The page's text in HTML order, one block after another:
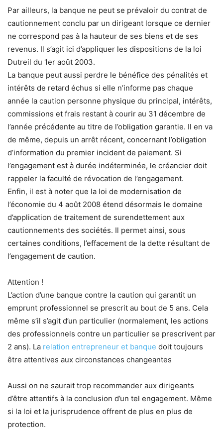
Par ailleurs, la banque ne peut se prévaloir du contrat de
cautionnement conclu par un dirigeant lorsque ce dernier
ne correspond pas à la hauteur de ses biens et de ses
revenus. Il s’agit ici d’appliquer les dispositions de la loi
Dutreil du 1er août 2003.
La banque peut aussi perdre le bénéfice des pénalités et
intérêts de retard échus si elle n’informe pas chaque
année la caution personne physique du principal, intérêts,
commissions et frais restant à courir au 31 décembre de
l’année précédente au titre de l’obligation garantie. Il en va
de même, depuis un arrêt récent, concernant l’obligation
d’information du premier incident de paiement. Si
l’engagement est à durée indéterminée, le créancier doit
rappeler la faculté de révocation de l’engagement.
Enfin, il est à noter que la loi de modernisation de
l’économie du 4 août 2008 étend désormais le domaine
d’application de traitement de surendettement aux
cautionnements des sociétés. Il permet ainsi, sous
certaines conditions, l’effacement de la dette résultant de
l’engagement de caution.
Attention !
L’action d’une banque contre la caution qui garantit un
emprunt professionnel se prescrit au bout de 5 ans. Cela
même s’il s’agit d’un particulier (normalement, les actions
des professionnels contre un particulier se prescrivent par
2 ans). La relation entrepreneur et banque doit toujours
être attentives aux circonstances changeantes
Aussi on ne saurait trop recommander aux dirigeants
d’être attentifs à la conclusion d’un tel engagement. Même
si la loi et la jurisprudence offrent de plus en plus de
protection.